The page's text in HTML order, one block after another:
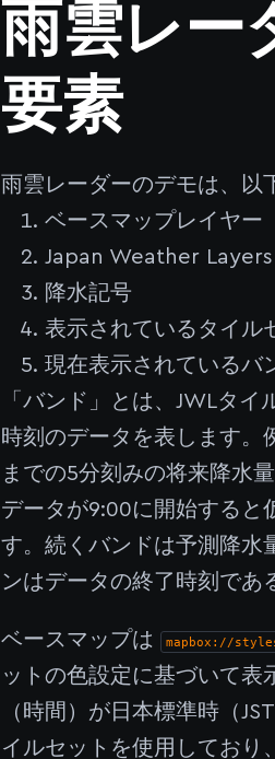
雨雲レー
要素
雨雲レーダーのデモは、以
ベースマップレイヤー
Japan Weather Layers
降水記号
表示されているタイル
現在表示されているバ
「バンド」とは、JWLタ
時刻のデータを表します
までの5分刻みの将来降水
データが9:00に開始すると
す。続くバンドは予測降水
ンはデータの終了時刻であ
ベースマップは mapbox://
ットの色設定に基づいて表
（時間）が日本標準時（
イルセットを使用しており